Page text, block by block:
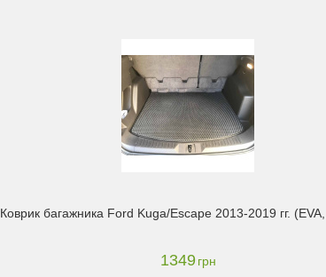
Коврик багажника Ford Kuga/Escape 2013-2019 гг.
1349 грн